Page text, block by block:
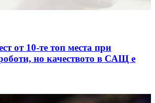
от 10-те топ места при
но качеството в САЩ е